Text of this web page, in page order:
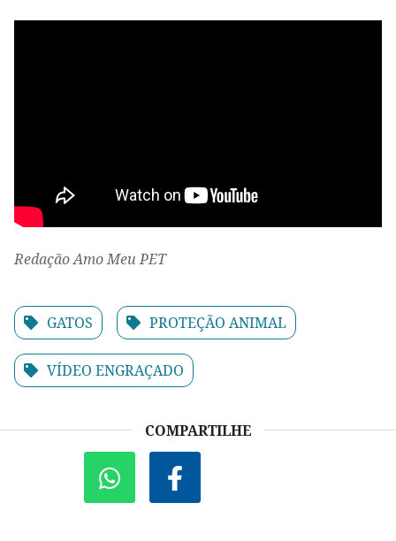
Redação Amo Meu PET
GATOS PROTEÇÃO ANIMAL
VÍDEO ENGRAÇADO
COMPARTILHE